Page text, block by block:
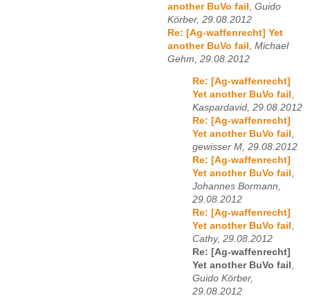
another BuVo fail Guido
Körber, 29.08.2012
Re: [Ag-waffenrecht] Yet
another BuVo fail Michael
Gehm, 29.08.2012
Re: [Ag-waffenrecht]
Yet another BuVo fail ,
Kaspardavid, 29.08.2012
Re: [Ag-waffenrecht]
Yet another BuVo fail ,
gewisser M, 29.08.2012
Re: [Ag-waffenrecht]
Yet another BuVo fail ,
Johannes Bormann,
29.08.2012
Re: [Ag-waffenrecht]
Yet another BuVo fail ,
Cathy, 29.08.2012
Re: [Ag-waffenrecht]
Yet another BuVo fail ,
Guido Körber,
29.08.2012